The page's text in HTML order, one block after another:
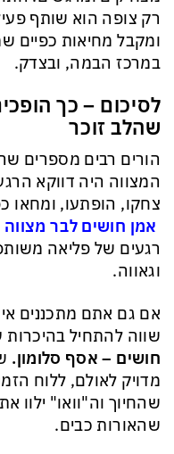
רק צופה הוא שותף
ומקבל מחיאות
במרכז הבמה, ובצדק.
לסיכום – כך
שהלב זוכר
הורים רבים מספרים
המצווה היה דווקא
צחקו, הופתעו, ומחאו
אמן חושים לבר מצווה
רגעים של פליאה
וגאווה.
אם גם אתם מתכננים
שווה להתחיל
חושים – אסף סלומון.
מדויק לאולם, ללוח
שהחיוך וה"וואו" ילוו
שהאורות כבים.